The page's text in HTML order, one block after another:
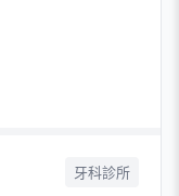
牙科診所